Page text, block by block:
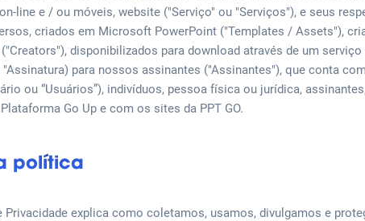
line e / ou móveis, website ("Serviço" ou "Serviços"), e seus
criados em Microsoft PowerPoint ("Templates / Assets"),
disponibilizados para download através de um serviço
para nossos assinantes ("Assinantes"), que conta
ou “Usuários”), indivíduos, pessoa física ou jurídica,
Go Up e com os sites da PPT GO.
política
Privacidade explica como coletamos, usamos, divulgamos e